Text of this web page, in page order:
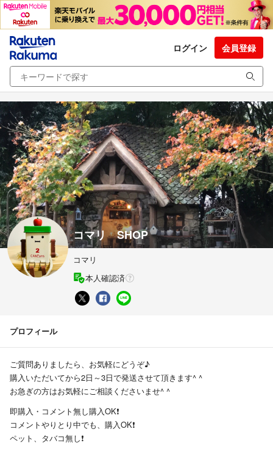
ログイン 会員登録
コマリ SHOP
コマリ
本人確認済
プロフィール
ご質問ありましたら、お気軽にどうぞ♪
購入いただいてから2日～3日で発送させて頂きます^ ^
お急ぎの方はお気軽にご相談くださいませ^ ^
即購入・コメント無し購入OK❗️
コメントやりとり中でも、購入OK❗️
ペット、タバコ無し❗️